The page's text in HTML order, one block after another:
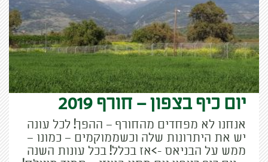
יום כיף בצפון – חורף 2019
אנחנו לא מפחדים מהחורף – ההפך! לכל עונה
יש את היתרונות שלה וכשממוקמים – כמונו –
ממש על הבניאס ->אז בכלל! בכל עונות השנה